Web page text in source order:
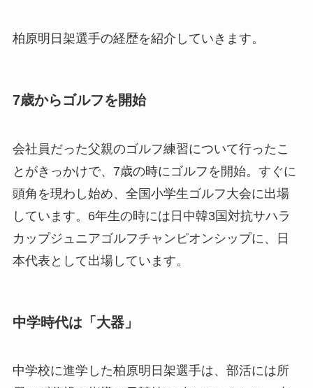
柏原明日架選手の経歴を紹介していきます。
7歳からゴルフを開始
会社員だった父親のゴルフ練習について行ったこ
とがきっかけで、7歳の時にゴルフを開始。すぐに
頭角を現わし始め、全国小学生ゴルフ大会に出場
しています。6年生の時には日中韓3国対抗サハラ
カップジュニアゴルフチャンピオンシップに、日
本代表として出場しています。
中学時代は「大器」
中学校に進学した柏原明日架選手は、部活には所